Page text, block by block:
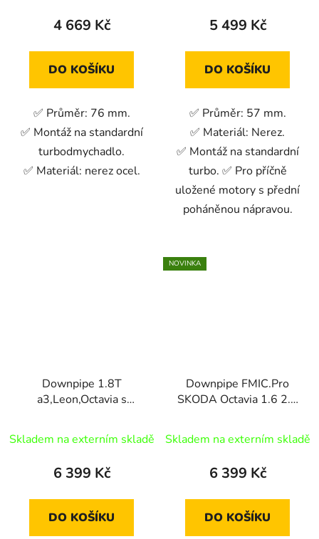
4 669 Kč
DO KOŠÍKU
✅ Průměr: 76 mm.
✅ Montáž na standardní
turbodmychadlo.
✅ Materiál: nerez ocel.
5 499 Kč
DO KOŠÍKU
✅ Průměr: 57 mm.
✅ Materiál: Nerez.
✅ Montáž na standardní
turbo. ✅ Pro příčně
uložené motory s přední
poháněnou nápravou.
Downpipe 1.8T
a3,Leon,Octavia s
Skladem na externím skladě
6 399 Kč
DO KOŠÍKU
NOVINKA
Downpipe FMIC.Pro
SKODA Octavia 1.6 2.0
Skladem na externím skladě
6 399 Kč
DO KOŠÍKU